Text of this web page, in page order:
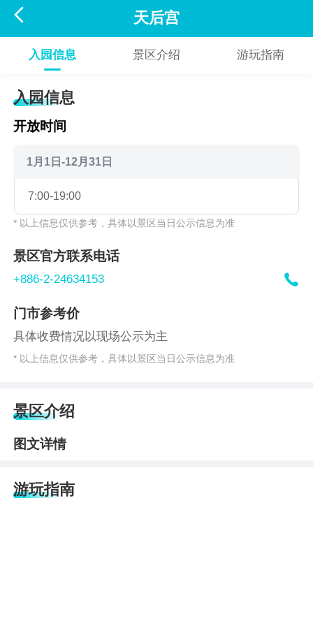
 天后宫
入园信息 景区介绍 游玩指南
入园信息
开放时间
1月1日-12月31日
7:00-19:00
* 以上信息仅供参考，具体以景区当日公示信息为准
景区官方联系电话
+886-2-24634153 
门市参考价
具体收费情况以现场公示为主
* 以上信息仅供参考，具体以景区当日公示信息为准
景区介绍
图文详情
游玩指南